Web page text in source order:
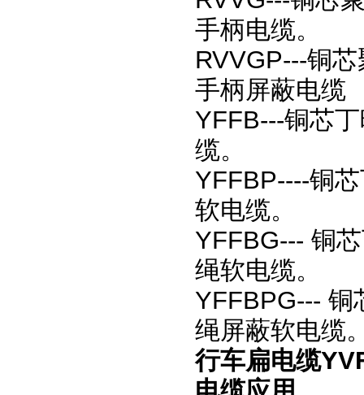
手柄电缆。
RVVGP---铜
手柄屏蔽电缆
YFFB---铜芯
缆。
YFFBP----铜
软电缆。
YFFBG--- 铜
绳软电缆。
YFFBPG--- 铜
绳屏蔽软电缆
行车扁电缆